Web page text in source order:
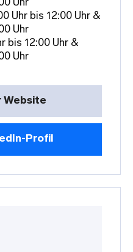
Uhr
Uhr bis 12:00 Uhr &
Uhr
bis 12:00 Uhr &
Uhr
Website
Profil